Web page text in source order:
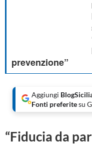
prevenzione”
Aggiungi
Fonti preferitesu
“Fiducia da